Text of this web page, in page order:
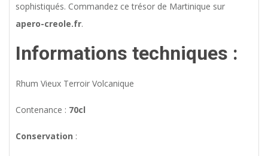
sophistiqués. Commandez ce trésor de Martinique sur
apero-creole.fr.
Informations techniques :
Rhum Vieux Terroir Volcanique
Contenance : 70cl
Conservation :